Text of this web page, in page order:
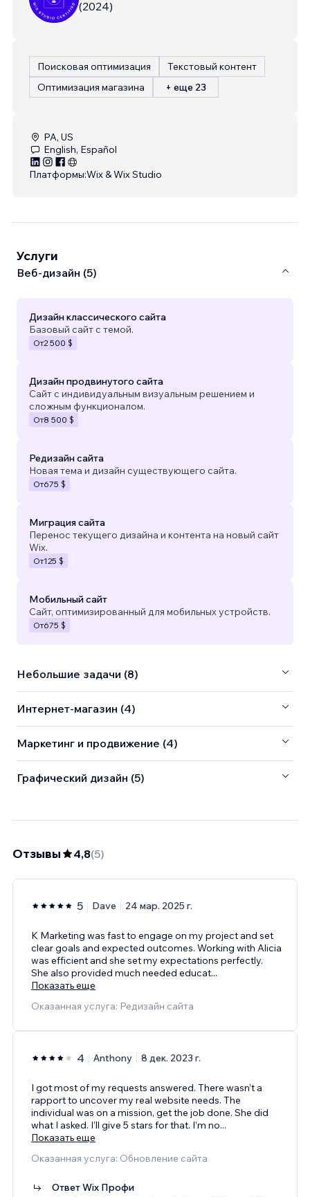
(2024)
Поисковая оптимизация
Текстовый контент
Оптимизация магазина
+ еще 23
PA, US
English, Español
Платформы:Wix & Wix Studio
Услуги
Веб-дизайн (5)
Дизайн классического сайта
Базовый сайт с темой.
От2 500 $
Дизайн продвинутого сайта
Сайт с индивидуальным визуальным решением и
сложным функционалом.
От8 500 $
Редизайн сайта
Новая тема и дизайн существующего сайта.
От675 $
Миграция сайта
Перенос текущего дизайна и контента на новый сайт
Wix.
От125 $
Мобильный сайт
Сайт, оптимизированный для мобильных устройств.
От675 $
Небольшие задачи (8)
Интернет-магазин (4)
Маркетинг и продвижение (4)
Графический дизайн (5)
Отзывы 4,8(5)
5 Dave 24 мар. 2025 г.
K Marketing was fast to engage on my project and set
clear goals and expected outcomes. Working with Alicia
was efficient and she set my expectations perfectly.
She also provided much needed educat...
Показать еще
Оказанная услуга: Редизайн сайта
4 Anthony 8 дек. 2023 г.
I got most of my requests answered. There wasn’t a
rapport to uncover my real website needs. The
individual was on a mission, get the job done. She did
what I asked. I’ll give 5 stars for that. I’m no...
Показать еще
Оказанная услуга: Обновление сайта
Ответ Wix Профи